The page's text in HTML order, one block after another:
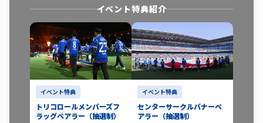
イベント特典紹介
イベント特典
トリコロールメンバーズフ
ラッグベアラー（抽選制）
イベント特典
センターサークルバナーベ
アラー（抽選制）